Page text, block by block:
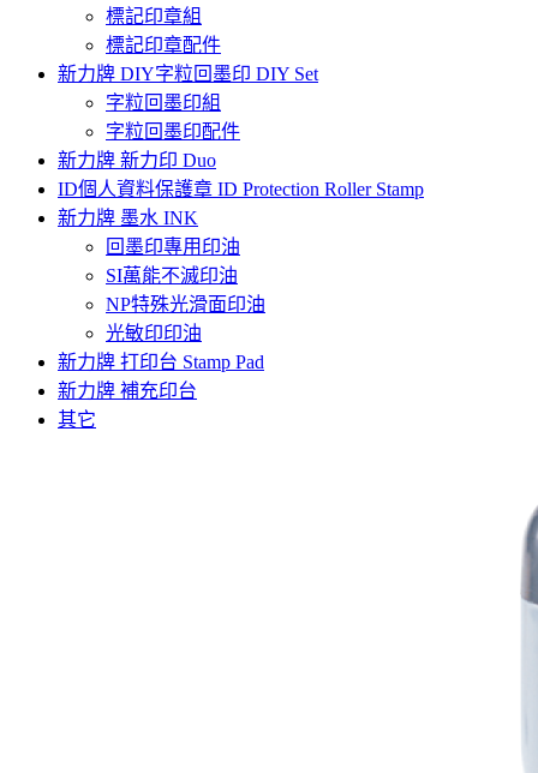
標記印章組
標記印章配件
新力牌 DIY字粒回墨印 DIY Set
字粒回墨印組
字粒回墨印配件
新力牌 新力印 Duo
ID個人資料保護章 ID Protection Roller Stamp
新力牌 墨水 INK
回墨印專用印油
SI萬能不滅印油
NP特殊光滑面印油
光敏印印油
新力牌 打印台 Stamp Pad
新力牌 補充印台
其它